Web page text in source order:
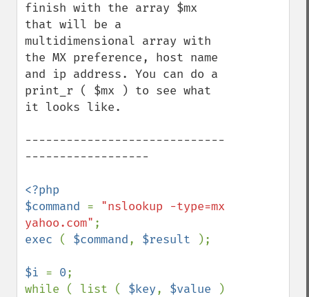
finish with the array $mx
that will be a
multidimensional array with
the MX preference, host name
and ip address. You can do a
print_r ( $mx ) to see what
it looks like.
-----------------------------
------------------
<?php
$command = "nslookup -type=mx
yahoo.com"
exec ( $command, $result );
$i = 0;
while ( list ( $key, $value
)